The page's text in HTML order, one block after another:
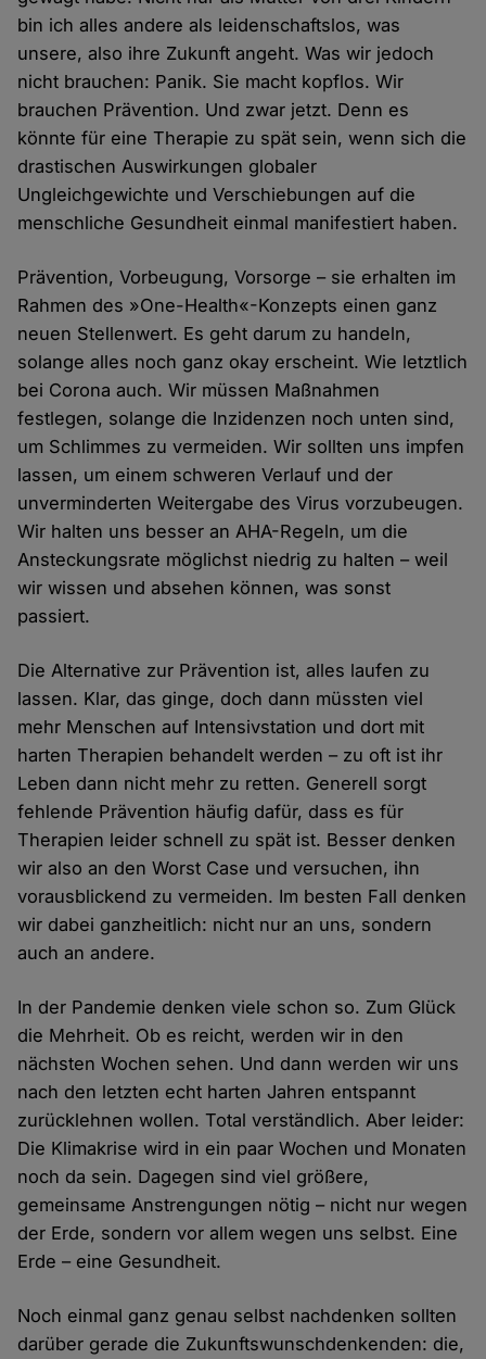
bin ich alles andere als leidenschaftslos, was
unsere, also ihre Zukunft angeht. Was wir jedoch
nicht brauchen: Panik. Sie macht kopflos. Wir
brauchen Prävention. Und zwar jetzt. Denn es
könnte für eine Therapie zu spät sein, wenn sich die
drastischen Auswirkungen globaler
Ungleichgewichte und Verschiebungen auf die
menschliche Gesundheit einmal manifestiert haben.
Prävention, Vorbeugung, Vorsorge – sie erhalten im
Rahmen des »One-Health«-Konzepts einen ganz
neuen Stellenwert. Es geht darum zu handeln,
solange alles noch ganz okay erscheint. Wie letztlich
bei Corona auch. Wir müssen Maßnahmen
festlegen, solange die Inzidenzen noch unten sind,
um Schlimmes zu vermeiden. Wir sollten uns impfen
lassen, um einem schweren Verlauf und der
unverminderten Weitergabe des Virus vorzubeugen.
Wir halten uns besser an AHA-Regeln, um die
Ansteckungsrate möglichst niedrig zu halten – weil
wir wissen und absehen können, was sonst
passiert.
Die Alternative zur Prävention ist, alles laufen zu
lassen. Klar, das ginge, doch dann müssten viel
mehr Menschen auf Intensivstation und dort mit
harten Therapien behandelt werden – zu oft ist ihr
Leben dann nicht mehr zu retten. Generell sorgt
fehlende Prävention häufig dafür, dass es für
Therapien leider schnell zu spät ist. Besser denken
wir also an den Worst Case und versuchen, ihn
vorausblickend zu vermeiden. Im besten Fall denken
wir dabei ganzheitlich: nicht nur an uns, sondern
auch an andere.
In der Pandemie denken viele schon so. Zum Glück
die Mehrheit. Ob es reicht, werden wir in den
nächsten Wochen sehen. Und dann werden wir uns
nach den letzten echt harten Jahren entspannt
zurücklehnen wollen. Total verständlich. Aber leider:
Die Klimakrise wird in ein paar Wochen und Monaten
noch da sein. Dagegen sind viel größere,
gemeinsame Anstrengungen nötig – nicht nur wegen
der Erde, sondern vor allem wegen uns selbst. Eine
Erde – eine Gesundheit.
Noch einmal ganz genau selbst nachdenken sollten
darüber gerade die Zukunftswunschdenkenden: die,